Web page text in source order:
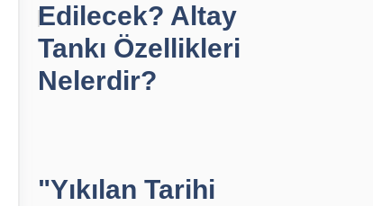
Edilecek? Altay
Tankı Özellikleri
Nelerdir?
"Yıkılan Tarihi